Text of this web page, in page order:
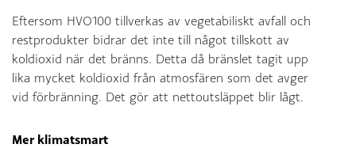
Eftersom HVO100 tillverkas av vegetabiliskt avfall och
restprodukter bidrar det inte till något tillskott av
koldioxid när det bränns. Detta då bränslet tagit upp
lika mycket koldioxid från atmosfären som det avger
vid förbränning. Det gör att nettoutsläppet blir lågt.
Mer klimatsmart